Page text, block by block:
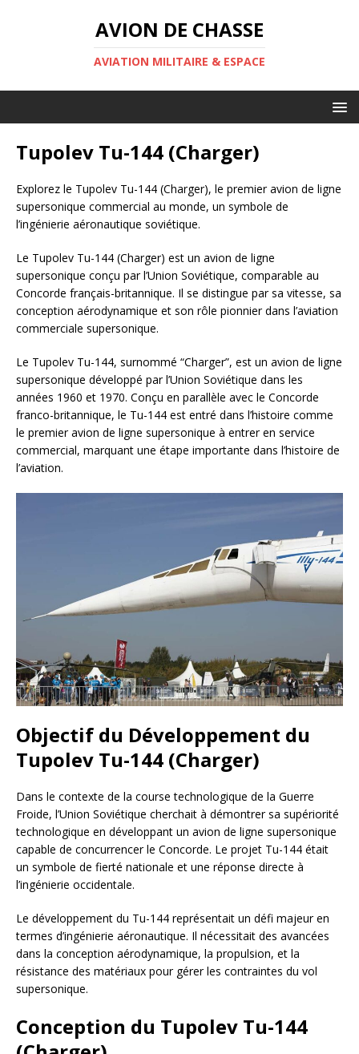
AVION DE CHASSE
AVIATION MILITAIRE & ESPACE
Tupolev Tu-144 (Charger)
Explorez le Tupolev Tu-144 (Charger), le premier avion de ligne
supersonique commercial au monde, un symbole de
l’ingénierie aéronautique soviétique.
Le Tupolev Tu-144 (Charger) est un avion de ligne
supersonique conçu par l’Union Soviétique, comparable au
Concorde français-britannique. Il se distingue par sa vitesse, sa
conception aérodynamique et son rôle pionnier dans l’aviation
commerciale supersonique.
Le Tupolev Tu-144, surnommé “Charger”, est un avion de ligne
supersonique développé par l’Union Soviétique dans les
années 1960 et 1970. Conçu en parallèle avec le Concorde
franco-britannique, le Tu-144 est entré dans l’histoire comme
le premier avion de ligne supersonique à entrer en service
commercial, marquant une étape importante dans l’histoire de
l’aviation.
Objectif du Développement du
Tupolev Tu-144 (Charger)
Dans le contexte de la course technologique de la Guerre
Froide, l’Union Soviétique cherchait à démontrer sa supériorité
technologique en développant un avion de ligne supersonique
capable de concurrencer le Concorde. Le projet Tu-144 était
un symbole de fierté nationale et une réponse directe à
l’ingénierie occidentale.
Le développement du Tu-144 représentait un défi majeur en
termes d’ingénierie aéronautique. Il nécessitait des avancées
dans la conception aérodynamique, la propulsion, et la
résistance des matériaux pour gérer les contraintes du vol
supersonique.
Conception du Tupolev Tu-144